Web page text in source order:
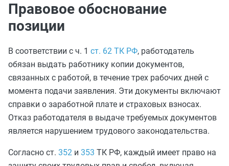
Правовое обоснование
позиции
В соответствии с ч. 1 ст. 62 ТК РФ, работодатель
обязан выдать работнику копии документов,
связанных с работой, в течение трех рабочих дней с
момента подачи заявления. Эти документы включают
справки о заработной плате и страховых взносах.
Отказ работодателя в выдаче требуемых документов
является нарушением трудового законодательства.
Согласно ст. 352 и 353 ТК РФ, каждый имеет право на